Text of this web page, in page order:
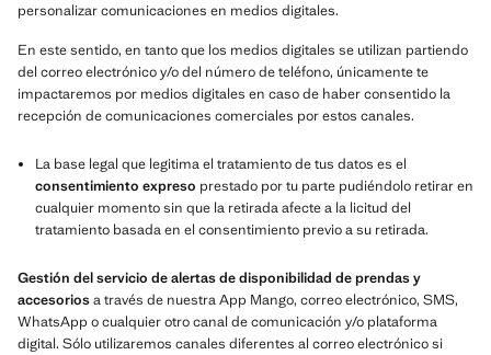
personalizar comunicaciones en medios digitales.
En este sentido, en tanto que los medios digitales se utilizan partiendo
del correo electrónico y/o del número de teléfono, únicamente te
impactaremos por medios digitales en caso de haber consentido la
recepción de comunicaciones comerciales por estos canales.
La base legal que legitima el tratamiento de tus datos es el
consentimiento expreso prestado por tu parte pudiéndolo retirar en
cualquier momento sin que la retirada afecte a la licitud del
tratamiento basada en el consentimiento previo a su retirada.
Gestión del servicio de alertas de disponibilidad de prendas y
accesoriosa través de nuestra App Mango, correo electrónico, SMS,
WhatsApp o cualquier otro canal de comunicación y/o plataforma
digital. Sólo utilizaremos canales diferentes al correo electrónico si